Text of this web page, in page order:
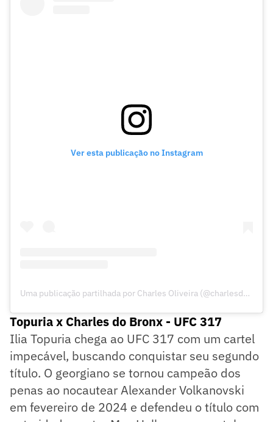
Ver esta publicação no Instagram
Uma publicação partilhada por Charles Oliveira (@charlesdobronxs)
Topuria x Charles do Bronx - UFC 317
Ilia Topuria chega ao UFC 317 com um cartel
impecável, buscando conquistar seu segundo
título. O georgiano se tornou campeão dos
penas ao nocautear Alexander Volkanovski
em fevereiro de 2024 e defendeu o título com